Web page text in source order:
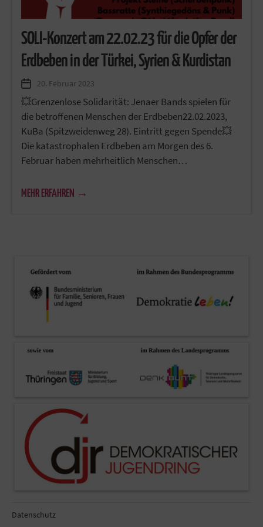
SOLI-Konzert am 22.02.23 für die Opfer der
Erdbeben in der Türkei, Syrien & Kurdistan
20. Februar 2023
💥Grenzenlose Solidarität: Jenaer Bands spielen für
die betroffenen Menschen der Erdbeben22.02.2023,
KuBa (Spitzweidenweg 28). Eintritt gegen Spende💥
Die katastrophalen Erdbeben am Morgen des 6.
Februar haben mehrheitlich Menschen…
MEHR ERFAHREN →
Datenschutz